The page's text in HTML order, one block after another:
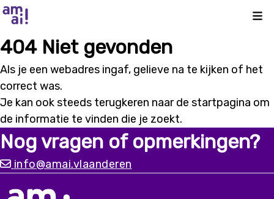
404 Niet gevonden
Als je een webadres ingaf, gelieve na te kijken of het
correct was.
Je kan ook steeds terugkeren naar de startpagina om
de informatie te vinden die je zoekt.
Nog vragen of opmerkingen?
info@amai.vlaanderen